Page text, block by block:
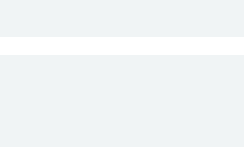
להשיג שלווה נפשית,